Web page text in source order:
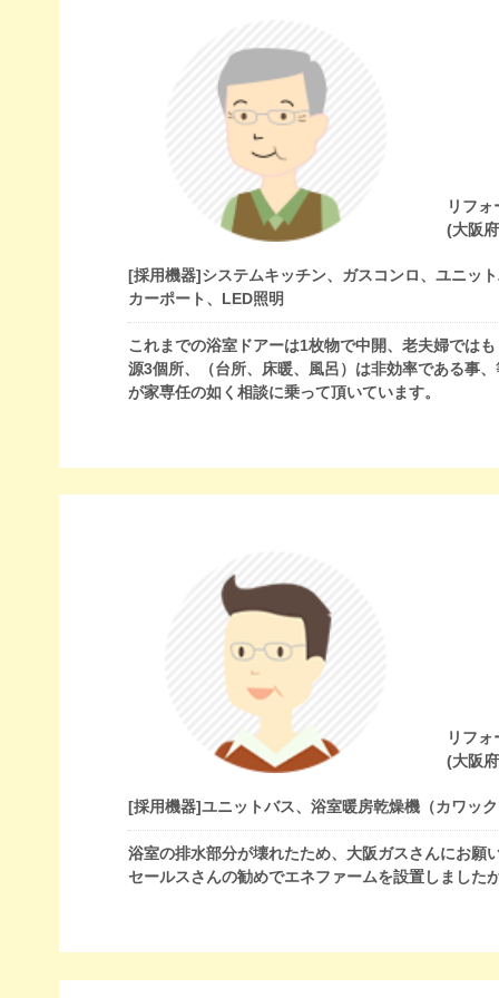
リフ
(大阪
[採用機器]システムキッチン、ガスコンロ、ユニッ
カーポート、LED照明
これまでの浴室ドアーは1枚物で中開、老夫婦では
源3個所、（台所、床暖、風呂）は非効率である事
が家専任の如く相談に乗って頂いています。
リフ
(大阪
[採用機器]ユニットバス、浴室暖房乾燥機（カワッ
浴室の排水部分が壊れたため、大阪ガスさんにお願
セールスさんの勧めでエネファームを設置しました